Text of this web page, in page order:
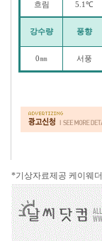
*기상자료제공 케이웨더